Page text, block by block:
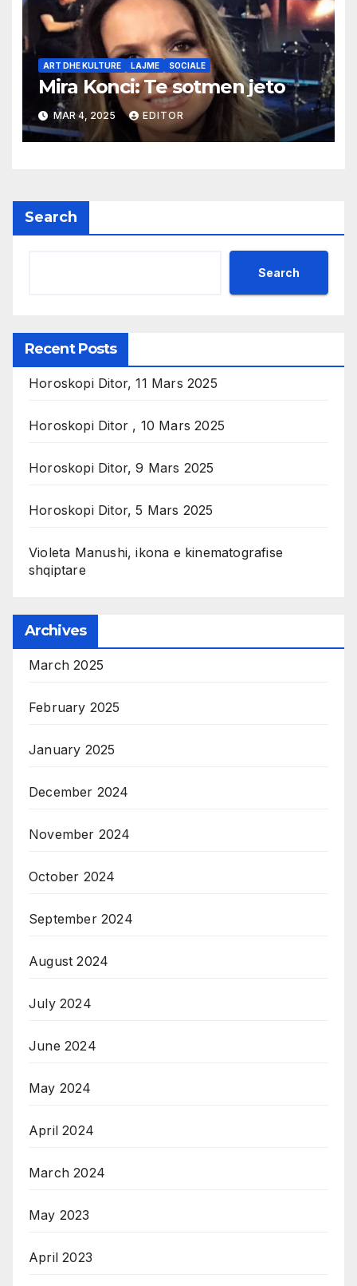
ART DHE KULTURE LAJME SOCIALE
Mira Konci: Te sotmen jeto
MAR 4, 2025 EDITOR
Search
Search
Recent Posts
Horoskopi Ditor, 11 Mars 2025
Horoskopi Ditor , 10 Mars 2025
Horoskopi Ditor, 9 Mars 2025
Horoskopi Ditor, 5 Mars 2025
Violeta Manushi, ikona e kinematografise
shqiptare
Archives
March 2025
February 2025
January 2025
December 2024
November 2024
October 2024
September 2024
August 2024
July 2024
June 2024
May 2024
April 2024
March 2024
May 2023
April 2023